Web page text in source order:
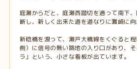
庭瀬からだと、庭瀬西踏切を通って南下
断し、新しく出来た道を道なりに灘崎に向
新稔橋を渡って、瀬戸大橋線をくぐると
側）に信号の無い路地の入り口があり、
ラ」という、小さな看板が出ています。